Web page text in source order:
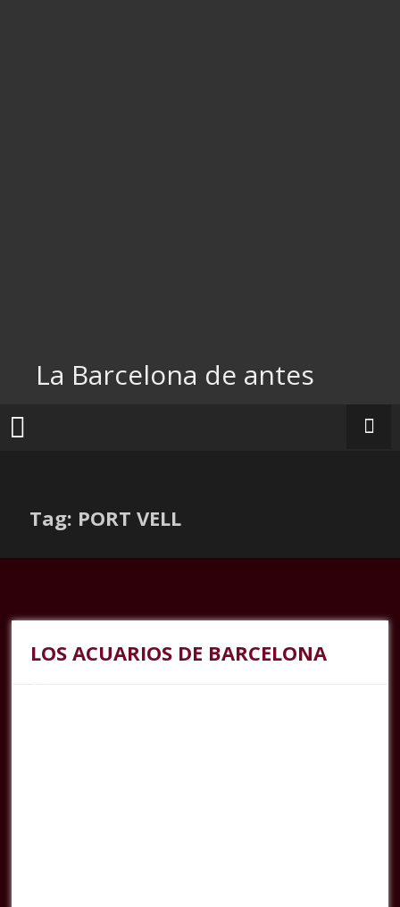
La Barcelona de antes
Tag: PORT VELL
LOS ACUARIOS DE BARCELONA